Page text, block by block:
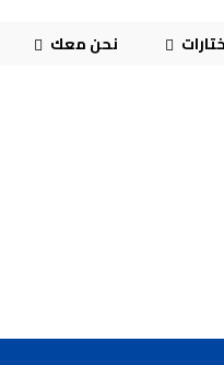
نحن معك